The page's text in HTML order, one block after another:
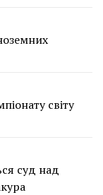
світу
суд над